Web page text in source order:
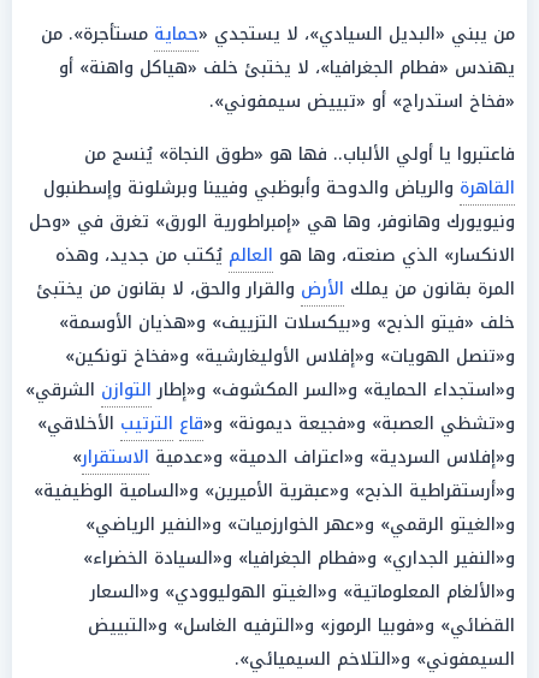
من يبني «البديل السيادي»، لا يستجدي «حماية مستأجرة». من
يهندس «فطام الجغرافيا»، لا يختبئ خلف «هياكل واهنة» أو
«فخاخ استدراج» أو «تبييض سيمفوني».
فاعتبروا يا أولي الألباب.. فها هو «طوق النجاة» يُنسج من
القاهرة والرياض والدوحة وأبوظبي وفيينا وبرشلونة وإسطنبول
ونيويورك وهانوفر، وها هي «إمبراطورية الورق» تغرق في «وحل
الانكسار» الذي صنعته، وها هو العالم يُكتب من جديد، وهذه
المرة بقانون من يملك الأرض والقرار والحق، لا بقانون من يختبئ
خلف «فيتو الذبح» و«بيكسلات التزييف» و«هذيان الأوسمة»
و«تنصل الهويات» و«إفلاس الأوليغارشية» و«فخاخ تونكين»
و«استجداء الحماية» و«السر المكشوف» و«إطارالتوازن الشرقي»
و«تشظي العصبة» و«فجيعة ديمونة» و«قاع الترتيب الأخلاقي»
و«إفلاس السردية» و«اعتراف الدمية» و«عدمية الاستقرار»
و«أرستقراطية الذبح» و«عبقرية الأميرين» و«السامية الوظيفية»
و«الغيتو الرقمي» و«عهر الخوارزميات» و«النفير الرياضي»
و«النفير الجداري» و«فطام الجغرافيا» و«السيادة الخضراء»
و«الألغام المعلوماتية» و«الغيتو الهوليوودي» و«السعار
القضائي» و«فوبيا الرموز» و«الترفيه الغاسل» و«التبييض
السيمفوني» و«التلاخم السيميائي».